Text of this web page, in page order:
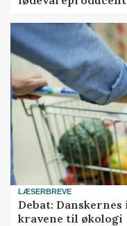
LÆSERBREVE
Debat:
kravene til økologi